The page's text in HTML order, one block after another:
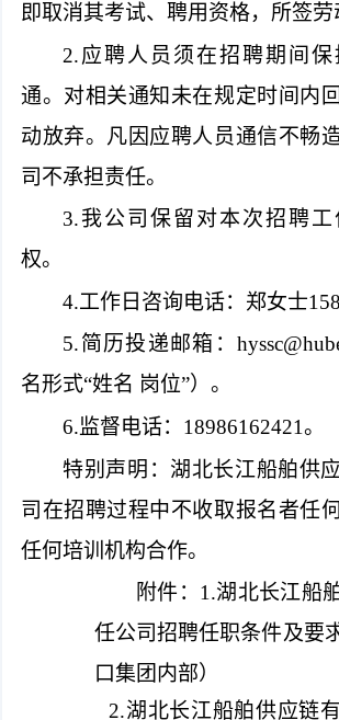
即取消其考试、聘用资格，所签劳
2.应聘人员须在招聘期间
通。对相关通知未在规定时间内
动放弃。凡因应聘人员通信不畅
司不承担责任。
3.我公司保留对本次招聘
权。
4.工作日咨询电话：郑女士
5.简历投递邮箱：
名形式“姓名 岗位”）。
6.监督电话：18986162421。
特别声明：湖北长江船舶供
司在招聘过程中不收取报名者任
任何培训机构合作。
附件：1.湖北长江船
任公司招聘任职条件及要
口集团内部）
2.湖北长江船舶供应链有